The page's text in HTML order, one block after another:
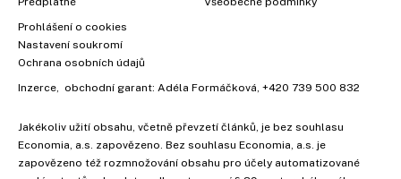
Prohlášení o cookies
Nastavení soukromí
Ochrana osobních údajů
Inzerce , obchodní garant: Adéla Formáčková +420 739 500 832
Jakékoliv užití obsahu, včetně převzetí článků, je bez souhlasu
Economia, a.s. zapovězeno. Bez souhlasu Economia, a.s. je
zapovězeno též rozmnožování obsahu pro účely automatizované